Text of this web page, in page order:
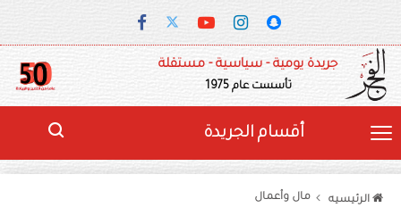
جريدة يومية - سياسية - مستقلة
تأسست عام 1975
أقسام الجريدة
الرئيسيه مال وأعمال